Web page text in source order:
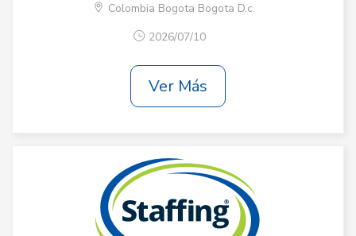
Colombia Bogota Bogota D.c.
2026/07/10
Ver Más